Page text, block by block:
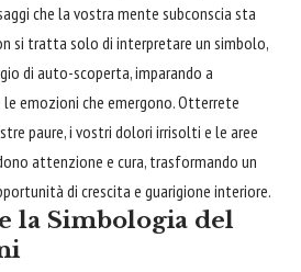
che la vostra mente subconscia sta
si tratta solo di interpretare un simbolo,
di auto-scoperta, imparando a
le emozioni che emergono. Otterrete
paure, i vostri dolori irrisolti e le aree
attenzione e cura, trasformando un
di crescita e guarigione interiore.
la Simbologia del